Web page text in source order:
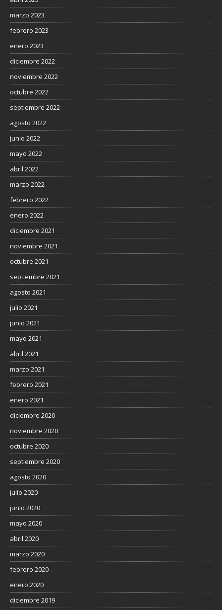
marzo 2023
febrero 2023
enero 2023
diciembre 2022
noviembre 2022
octubre 2022
septiembre 2022
agosto 2022
junio 2022
mayo 2022
abril 2022
marzo 2022
febrero 2022
enero 2022
diciembre 2021
noviembre 2021
octubre 2021
septiembre 2021
agosto 2021
julio 2021
junio 2021
mayo 2021
abril 2021
marzo 2021
febrero 2021
enero 2021
diciembre 2020
noviembre 2020
octubre 2020
septiembre 2020
agosto 2020
julio 2020
junio 2020
mayo 2020
abril 2020
marzo 2020
febrero 2020
enero 2020
diciembre 2019